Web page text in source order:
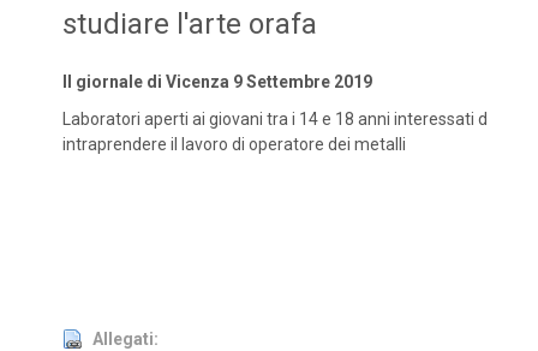
studiare l'arte orafa
Il giornale di Vicenza 9 Settembre 2019
Laboratori aperti ai giovani tra i 14 e 18 anni interessati d
intraprendere il lavoro di operatore dei metalli
Allegati: